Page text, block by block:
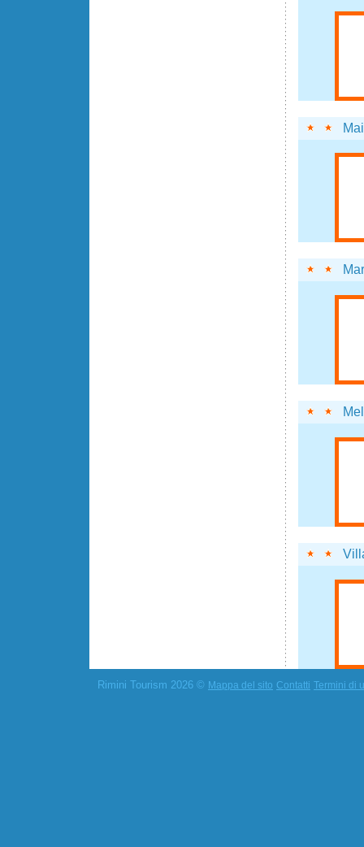
Rimini Tourism 2026 © Mappa del sito Contatti Termini di